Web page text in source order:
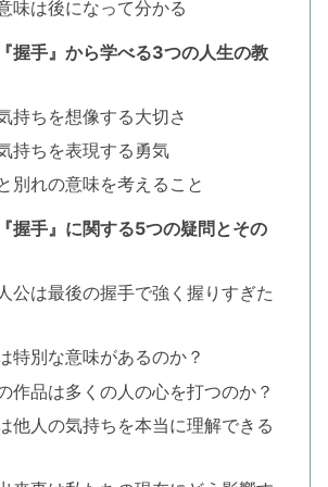
味は後になって分かる
握手』から学べる3つの人生の教
持ちを想像する大切さ
持ちを表現する勇気
別れの意味を考えること
握手』に関する5つの疑問とその
公は最後の握手で強く握りすぎた
特別な意味があるのか？
作品は多くの人の心を打つのか？
他人の気持ちを本当に理解できる